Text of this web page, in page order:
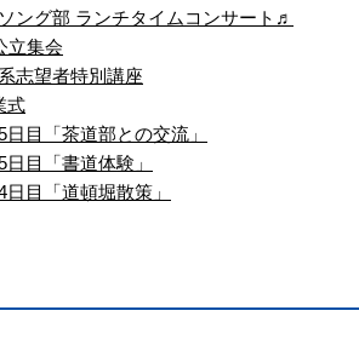
ング部 ランチタイムコンサート♬
立集会
志望者特別講座
式
目「茶道部との交流」
目「書道体験」
目「道頓堀散策」